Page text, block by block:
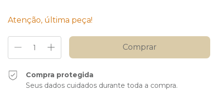
Atenção, última peça!
Compra protegida
Seus dados cuidados durante toda a compra.